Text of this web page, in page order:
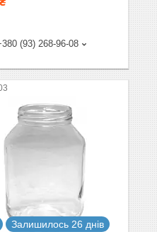
(93) 268-96-08
Залишилось 26 днів